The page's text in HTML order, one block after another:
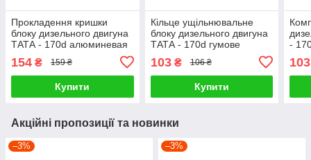
Прокладення кришки
блоку дизельного двигуна
ТАТА - 170d алюминевая
154 ₴ 159 ₴
Купити
Кільце ущільнювальне
блоку дизельного двигуна
ТАТА - 170d гумове
103₴ 106 ₴
Купити
-
103
Акційні пропозиції та новинки
–3% –3%